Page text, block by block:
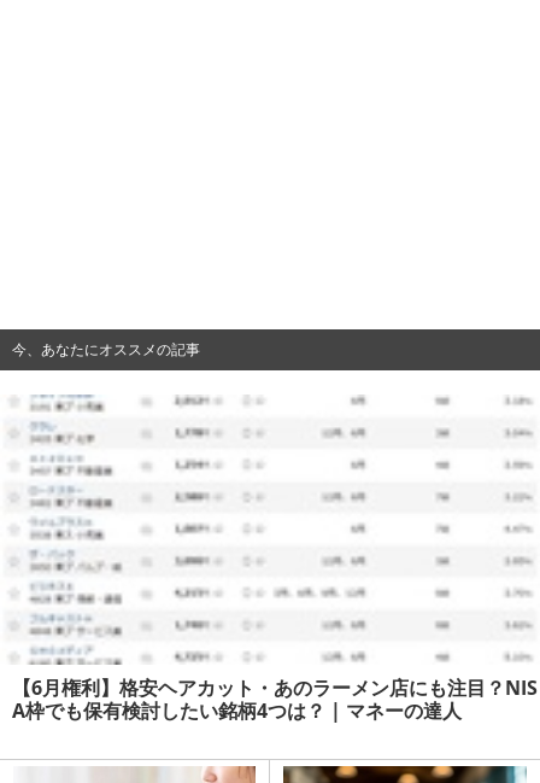
今、あなたにオススメの記事
【6月権利】格安ヘアカット・あのラーメン店にも注目？NIS
A枠でも保有検討したい銘柄4つは？ | マネーの達人